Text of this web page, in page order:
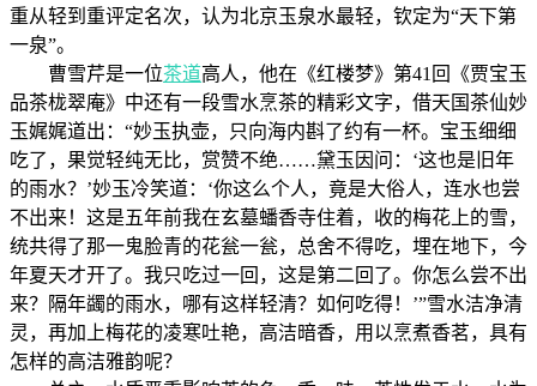
重从轻到重评定名次，认为北京玉泉水最轻，钦定为“天下第
一泉”。
曹雪芹是一位茶道高人，他在《红楼梦》第41回《贾宝玉
品茶栊翠庵》中还有一段雪水烹茶的精彩文字，借天国茶仙妙
玉娓娓道出：“妙玉执壶，只向海内斟了约有一杯。宝玉细细
吃了，果觉轻纯无比，赏赞不绝……黛玉因问：‘这也是旧年
的雨水？’妙玉冷笑道：‘你这么个人，竟是大俗人，连水也尝
不出来！这是五年前我在玄墓蟠香寺住着，收的梅花上的雪，
统共得了那一鬼脸青的花瓮一瓮，总舍不得吃，埋在地下，今
年夏天才开了。我只吃过一回，这是第二回了。你怎么尝不出
来？隔年蠲的雨水，哪有这样轻清？如何吃得！’”雪水洁净清
灵，再加上梅花的凌寒吐艳，高洁暗香，用以烹煮香茗，具有
怎样的高洁雅韵呢？